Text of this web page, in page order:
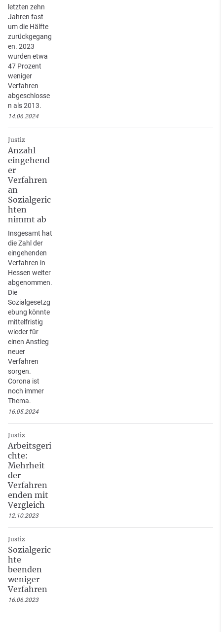
letzten zehn
Jahren fast
um die Hälfte
zurückgegang
en. 2023
wurden etwa
47 Prozent
weniger
Verfahren
abgeschlosse
n als 2013.
14.06.2024
Justiz
Anzahl
eingehend
er
Verfahren
an
Sozialgeric
hten
nimmt ab
Insgesamt hat
die Zahl der
eingehenden
Verfahren in
Hessen weiter
abgenommen.
Die
Sozialgesetzg
ebung könnte
mittelfristig
wieder für
einen Anstieg
neuer
Verfahren
sorgen.
Corona ist
noch immer
Thema.
16.05.2024
Justiz
Arbeitsgeri
chte:
Mehrheit
der
Verfahren
enden mit
Vergleich
12.10.2023
Justiz
Sozialgeric
hte
beenden
weniger
Verfahren
16.06.2023